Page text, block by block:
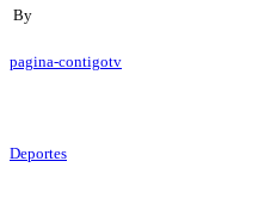
By
pagina-contigotv
Deportes